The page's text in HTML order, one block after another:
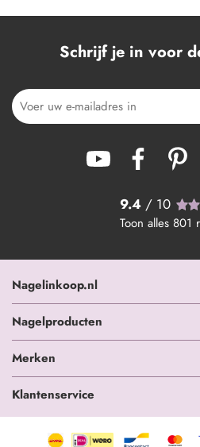
+
Schrijf je in voor
9.4 / 10
Toon alles 801
Nagelinkoop.nl
Nagelproducten
Merken
Klantenservice